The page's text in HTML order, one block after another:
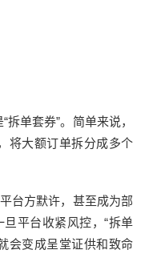
“拆单套券”。简单来说，
将大额订单拆分成多个
台方默许，甚至成为部
旦平台收紧风控，“拆单
会变成呈堂证供和致命